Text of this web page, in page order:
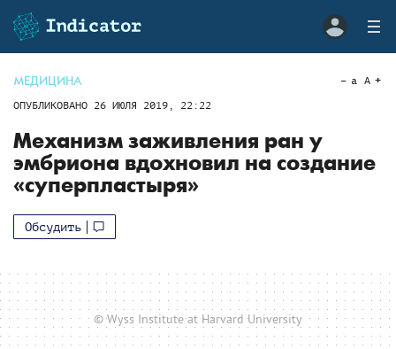
МЕДИЦИНА
ОПУБЛИКОВАНО 26 ИЮЛЯ 2019, 22:22
a A
Механизм заживления ран у
эмбриона вдохновил на создание
«суперпластыря»
Обсудить
© Wyss Institute at Harvard University